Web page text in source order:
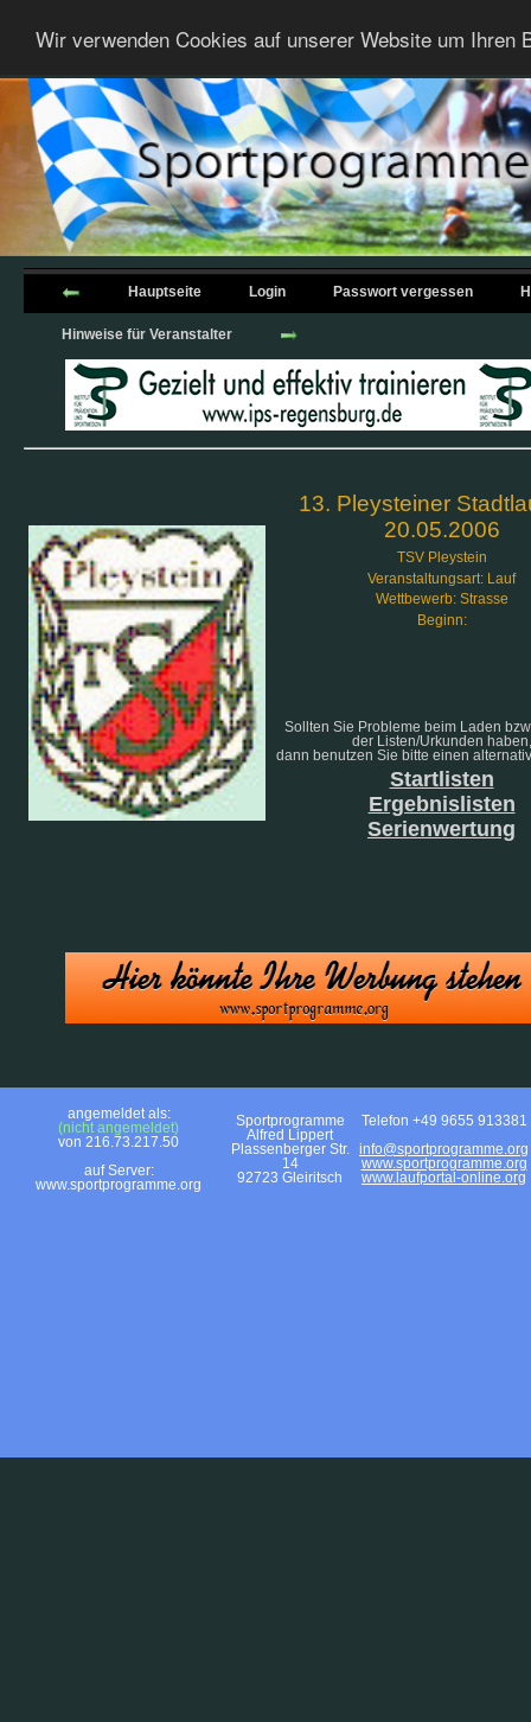
Wir verwenden Cookies auf unserer Website um
Hauptseite Login Passwort vergessen
Hinweise für Veranstalter
13. Pleysteiner
20.05.2006
TSV Pleystein
Veranstaltungsart: Lauf
Wettbewerb: Strasse
Beginn:
Sollten Sie Probleme beim Laden
der Listen/Urkunden haben,
dann benutzen Sie bitte einen
Startlisten
Ergebnislisten
Serienwertung
angemeldet als:
(nicht angemeldet)
von 216.73.217.50
auf Server:
www.sportprogramme.org
Sportprogramme
Alfred Lippert
Plassenberger Str.
14
92723 Gleiritsch
Telefon +49 9655 913381
info@sportprogramme.org
www.sportprogramme.org
www.laufportal-online.org